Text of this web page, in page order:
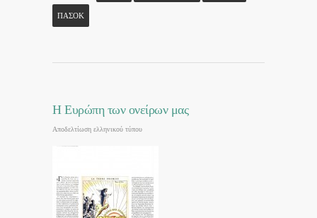
ΠΑΣΟΚ
Η Ευρώπη των ονείρων μας
Αποδελτίωση ελληνικού τύπου